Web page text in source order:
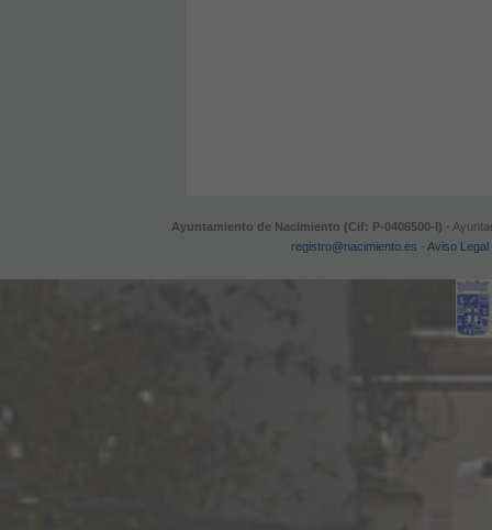
Ayuntamiento de Nacimiento (Cif: P-0406500-I) -
registro@nacimiento.es - Aviso Legal